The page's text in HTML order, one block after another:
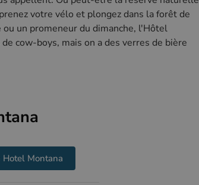
votre vélo et plongez dans la forêt de
un promeneur du dimanche, l'Hôtel
cow-boys, mais on a des verres de bière
Hotel Montana